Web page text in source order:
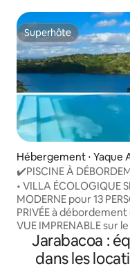
Superhôte
Superhôte
Hébergement ⋅ Yaque
✔️PISCINE À
VUE SUR LE LAC À UN
DOLLARS
• VILLA ÉCOLOGIQUE
MODERNE pour 13
PRIVÉE à débordement
VUE IMPRENABLE sur
Presa de Taveras • 3
mezzanine avec lits
canapés-lits dans le
Jarabacoa :
dans les